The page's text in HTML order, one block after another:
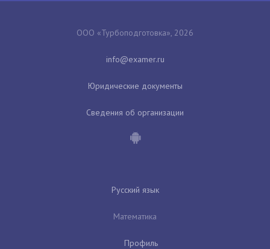
ООО «Турбоподготовка», 2026
Юридические документы
Сведения об организации
Русский язык
Математика
Профиль